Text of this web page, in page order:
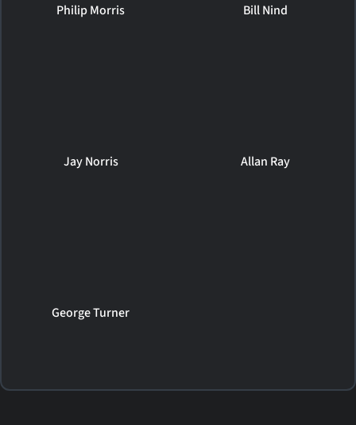
Philip Morris Bill Nind
Jay Norris Allan Ray
George Turner